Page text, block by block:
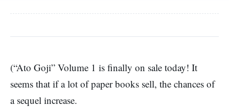
(“Ato Goji” Volume 1 is finally on sale today! It
seems that if a lot of paper books sell, the chances of
a sequel increase.